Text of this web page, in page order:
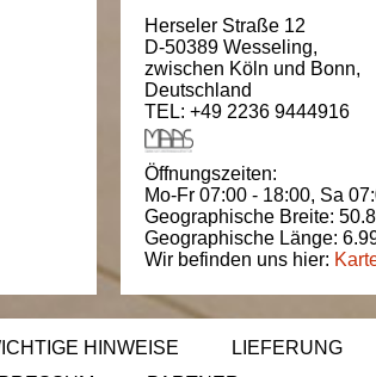
Herseler Straße 12
D-50389 Wesseling,
zwischen Köln und Bonn,
Deutschland
TEL: +49 2236 9444916
Öffnungszeiten:
Mo-Fr 07:00 - 18:00, Sa
Geographische Breite:
Geographische Länge:
Wir befinden uns hier:
HINWEISE LIEFERUNG